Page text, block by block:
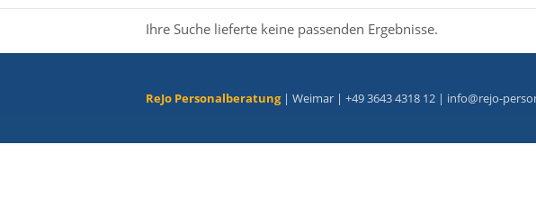
Ihre Suche lieferte keine passenden Ergebnisse.
ReJo Personalberatung| Weimar | +49 3643 4318 12 | info@rejo-